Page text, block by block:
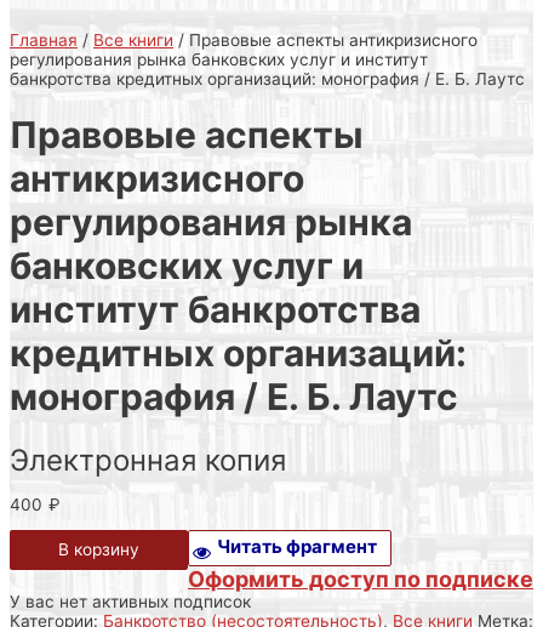
Главная / Все книги / Правовые аспекты антикризисного
регулирования рынка банковских услуг и институт
банкротства кредитных организаций: монография / Е. Б. Лаутс
Правовые аспекты
антикризисного
регулирования рынка
банковских услуг и
институт банкротства
кредитных организаций:
монография / Е. Б. Лаутс
Электронная копия
400 ₽
В корзину Читать фрагмент
Оформить доступ по подписке
У вас нет активных подписок
Категории: Банкротство (несостоятельность), Все книги Метка: